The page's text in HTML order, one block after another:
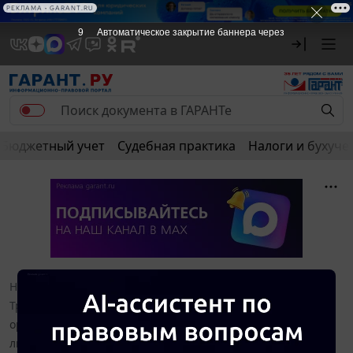
Бюджетный учет Судебная практика Налоги и
Новости и аналитика
Трудовое право
Женщина не зарегистрирована в
органах службы занятости в качестве безработного. Имеет
ли муж право на отпуск по уходу за ребенком до 3-х лет,
9 Автоматическое закрытие баннера через
РЕКЛАМА • GARANT.RU